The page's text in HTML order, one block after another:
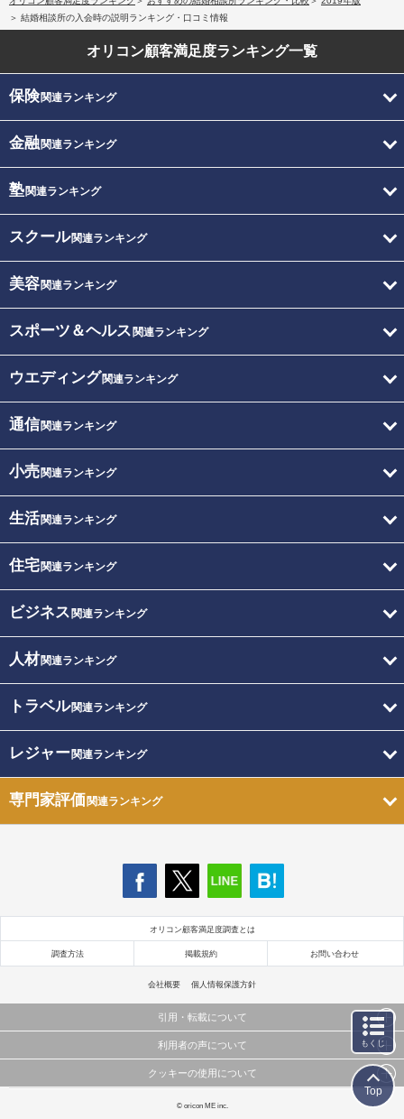
結婚相談所の入会時の説明ランキング・口コミ情報
オリコン顧客満足度ランキング一覧
保険関連ランキング
金融関連ランキング
塾関連ランキング
スクール関連ランキング
美容関連ランキング
スポーツ＆ヘルス 関連ランキング
ウエディング関連ランキング
通信関連ランキング
小売関連ランキング
生活関連ランキング
住宅関連ランキング
ビジネス 関連ランキング
人材関連ランキング
トラベル関連ランキング
レジャー関連ランキング
専門家評価関連ランキング
オリコン顧客満足度調査とは
調査方法 掲載規約 お問い合わせ
会社概要 個人情報保護方針
引用・転載について
当サイトで公開されている情報（文字、写真、イラスト、画像データ等）及びこれらの配置・
これらの情報を権利者の許可なく無断転載・複製などの二次利用を行うことは固く禁じており
利用者の声について
当サイトに掲載している内容はすべてサービスの利用者が提出された見解・感想です。
弊社の見解・ 意見ではないことをご理解いただいた上でご覧ください。
クッキーの使用について
このサイトでは Cookie を使用して、ユーザーに合わせたコンテンツや広告の表示、ソーシャル
© oricon ME inc.
もくじ
Top